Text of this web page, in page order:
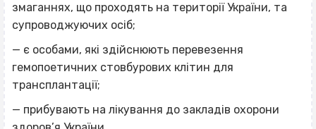
змаганнях, що проходять на території України, та
супроводжуючих осіб;
— є особами, які здійснюють перевезення
гемопоетичних стовбурових клітин для
трансплантації;
— прибувають на лікування до закладів охорони